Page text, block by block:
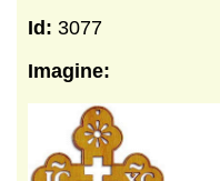
Id: 3077
Imagine: